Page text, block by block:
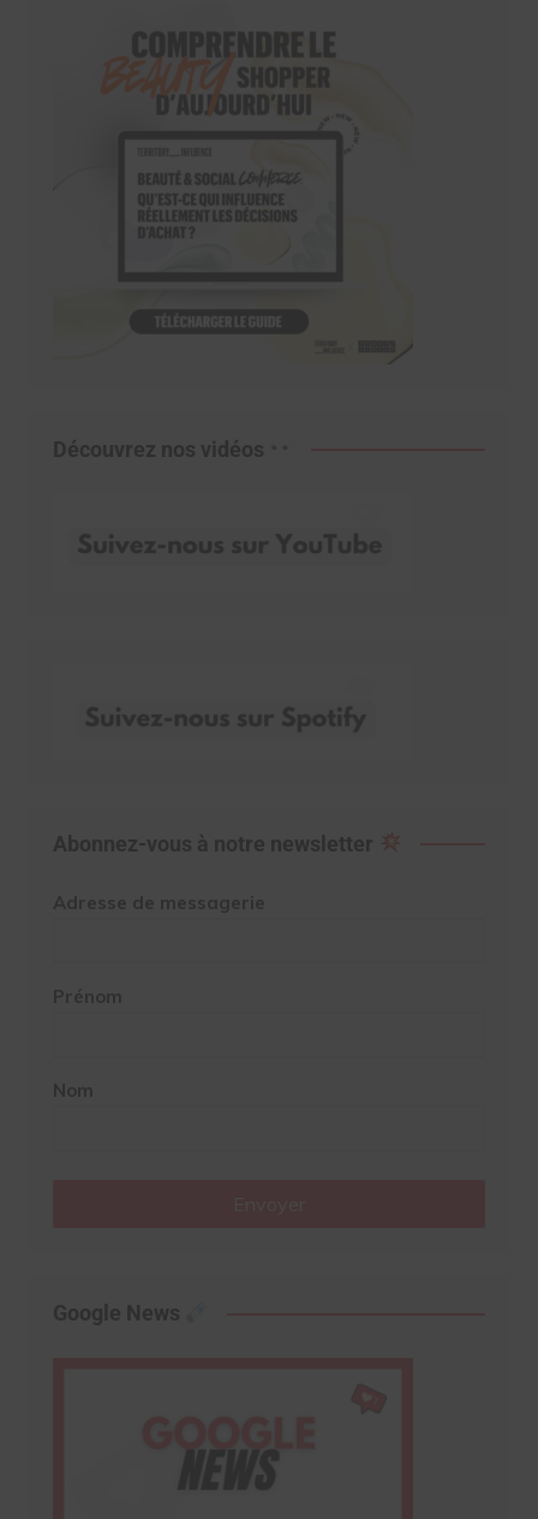
Découvrez nos vidéos
Abonnez-vous à notre newsletter
Adresse de messagerie
Prénom
Nom
Google News